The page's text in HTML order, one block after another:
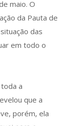
maio. O
da Pauta de
das
em todo o
a
que a
porém, ela